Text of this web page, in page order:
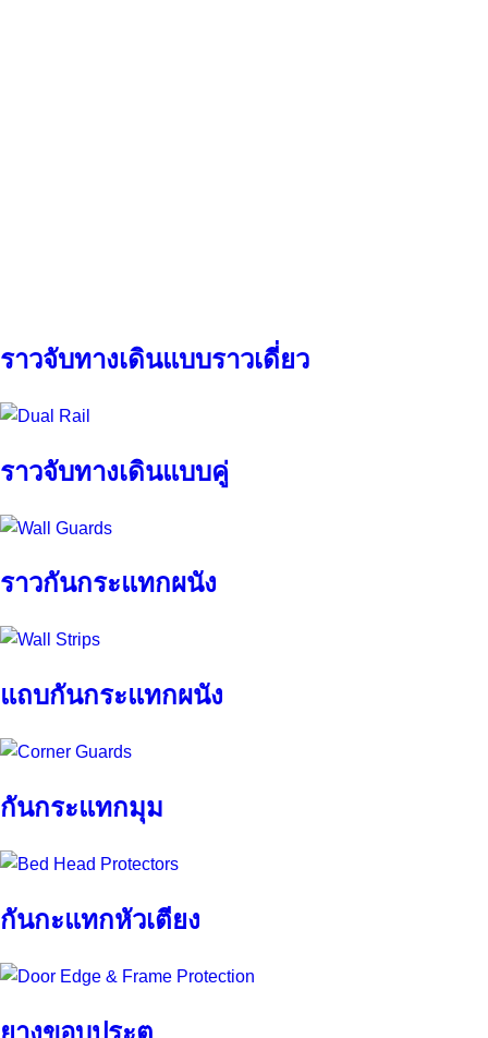
ราวจับทางเดินแบบราวเดี่ยว
ราวจับทางเดินแบบคู่
ราวกันกระแทกผนัง
แถบกันกระแทกผนัง
กันกระแทกมุม
กันกะแทกหัวเตียง
ยางขอบประตู